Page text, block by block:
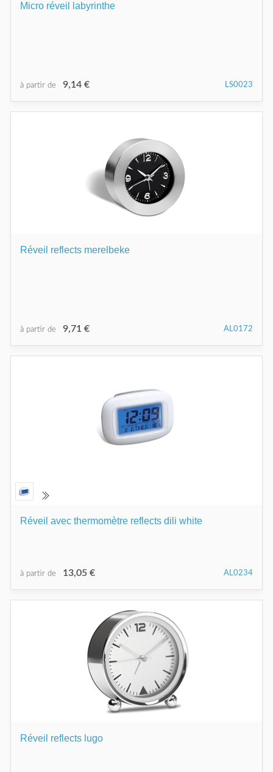
Micro réveil labyrinthe
à partir de 9,14 € LS0023
Réveil reflects merelbeke
à partir de 9,71 € AL0172
Réveil avec thermomètre reflects dili white
à partir de 13,05 € AL0234
Réveil reflects lugo